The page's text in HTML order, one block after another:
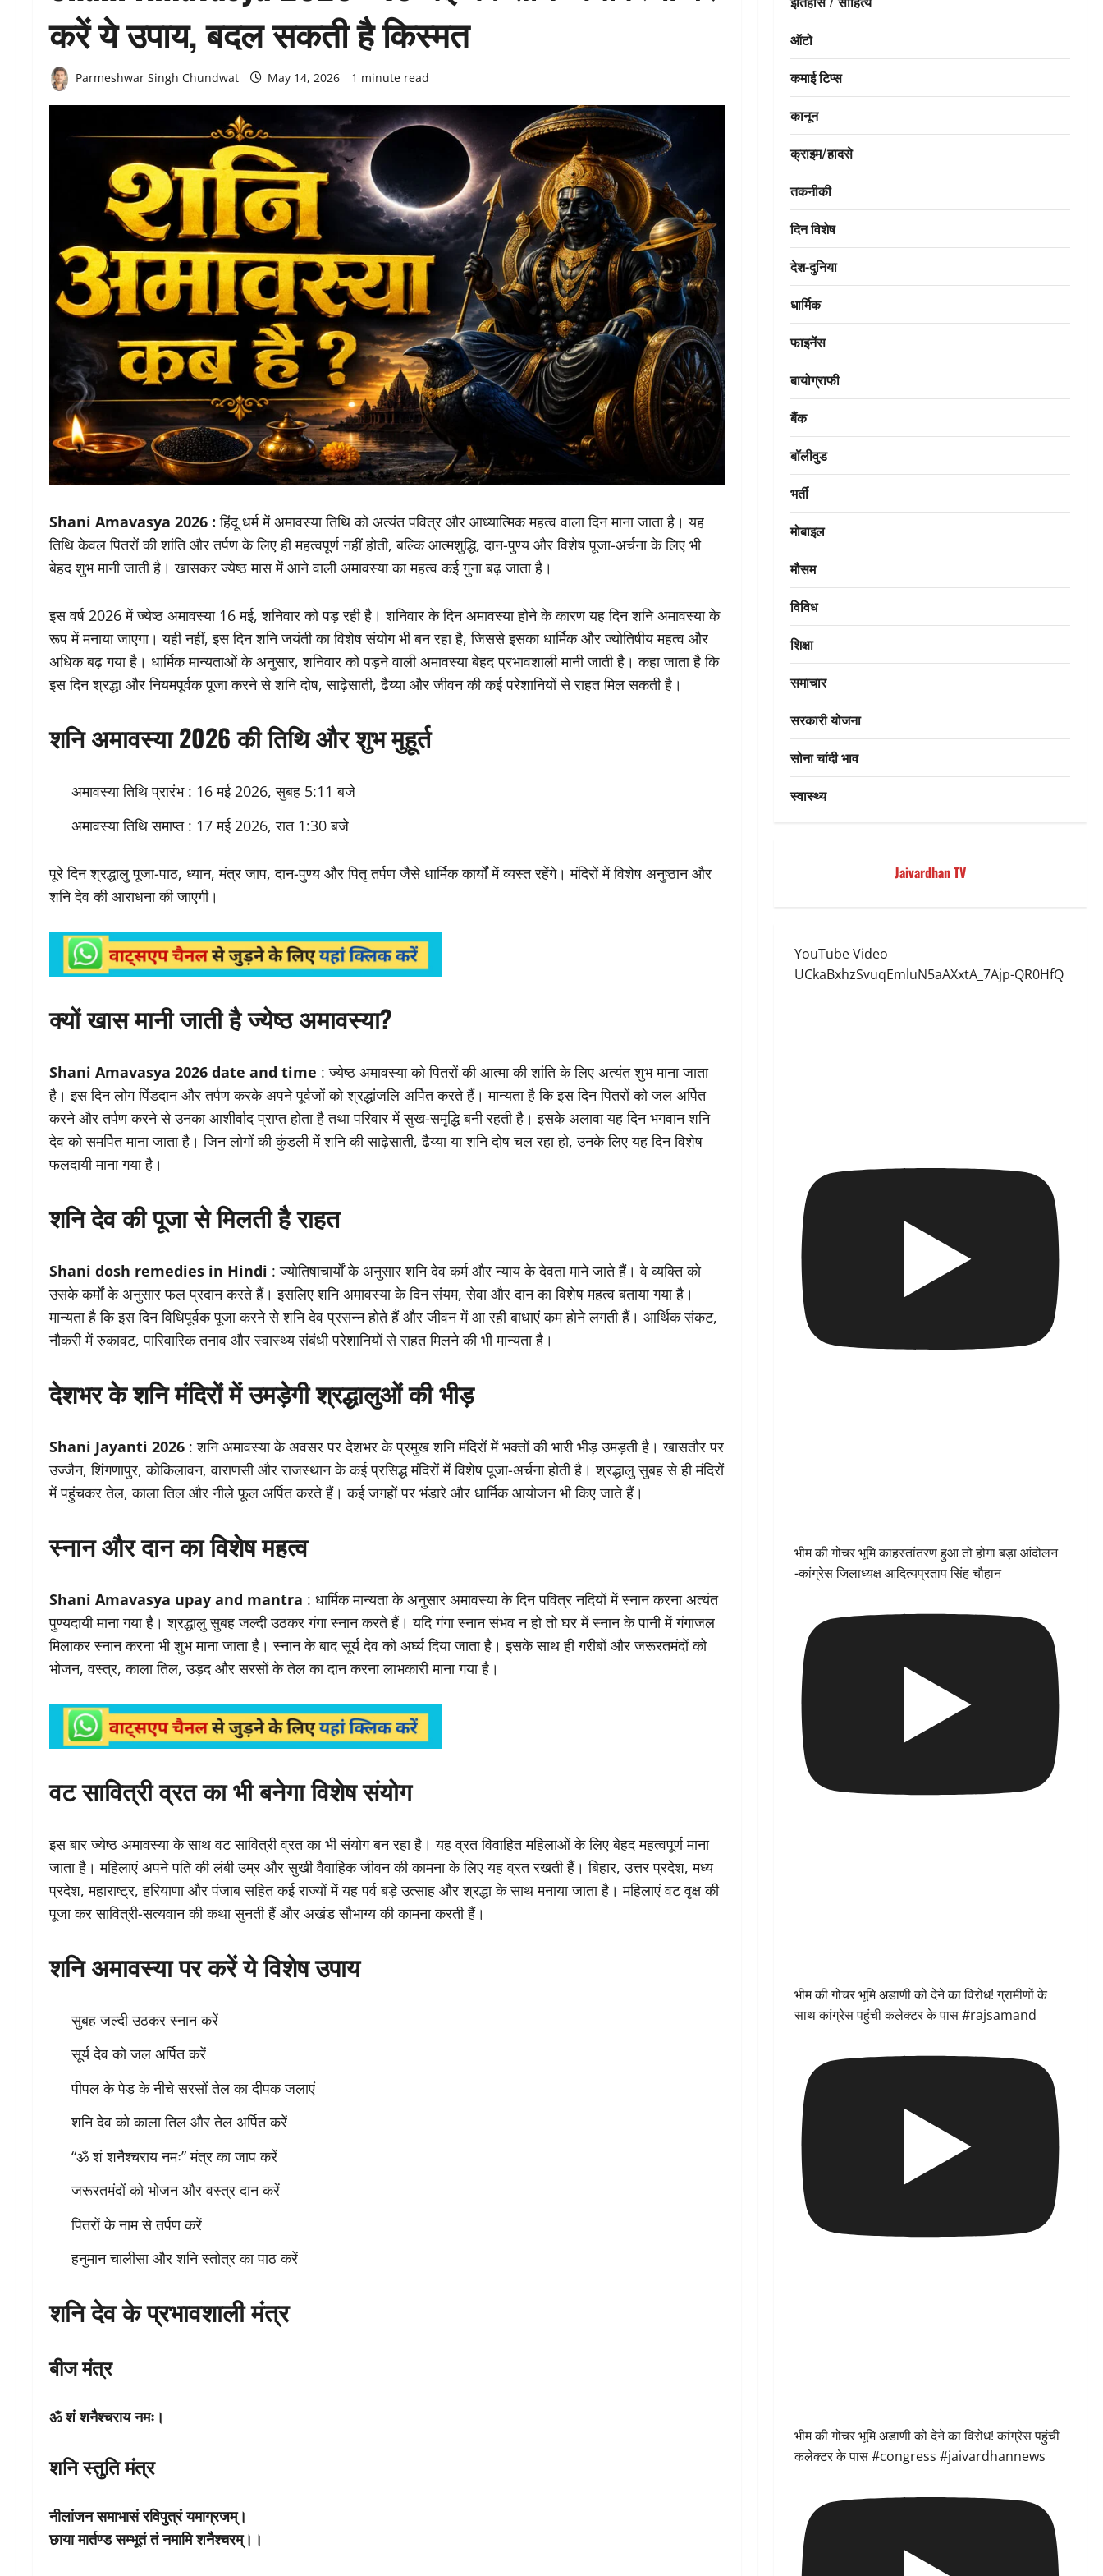
करें ये उपाय, बदल सकती है किस्मत
Parmeshwar Singh Chundwat May 14, 2026 1 minute read
Shani Amavasya 2026 : हिंदू धर्म में अमावस्या तिथि को अत्यंत पवित्र और आध्यात्मिक महत्व वाला दिन माना जाता है। यह
तिथि केवल पितरों की शांति और तर्पण के लिए ही महत्वपूर्ण नहीं होती, बल्कि आत्मशुद्धि, दान-पुण्य और विशेष पूजा-अर्चना के लिए भी
बेहद शुभ मानी जाती है। खासकर ज्येष्ठ मास में आने वाली अमावस्या का महत्व कई गुना बढ़ जाता है।
इस वर्ष 2026 में ज्येष्ठ अमावस्या 16 मई, शनिवार को पड़ रही है। शनिवार के दिन अमावस्या होने के कारण यह दिन शनि अमावस्या के
रूप में मनाया जाएगा। यही नहीं, इस दिन शनि जयंती का विशेष संयोग भी बन रहा है, जिससे इसका धार्मिक और ज्योतिषीय महत्व और
अधिक बढ़ गया है। धार्मिक मान्यताओं के अनुसार, शनिवार को पड़ने वाली अमावस्या बेहद प्रभावशाली मानी जाती है। कहा जाता है कि
इस दिन श्रद्धा और नियमपूर्वक पूजा करने से शनि दोष, साढ़ेसाती, ढैय्या और जीवन की कई परेशानियों से राहत मिल सकती है।
शनि अमावस्या 2026 की तिथि और शुभ मुहूर्त
अमावस्या तिथि प्रारंभ : 16 मई 2026, सुबह 5:11 बजे
अमावस्या तिथि समाप्त : 17 मई 2026, रात 1:30 बजे
पूरे दिन श्रद्धालु पूजा-पाठ, ध्यान, मंत्र जाप, दान-पुण्य और पितृ तर्पण जैसे धार्मिक कार्यों में व्यस्त रहेंगे। मंदिरों में विशेष अनुष्ठान और
शनि देव की आराधना की जाएगी।
क्यों खास मानी जाती है ज्येष्ठ अमावस्या?
Shani Amavasya 2026 date and time : ज्येष्ठ अमावस्या को पितरों की आत्मा की शांति के लिए अत्यंत शुभ माना जाता
है। इस दिन लोग पिंडदान और तर्पण करके अपने पूर्वजों को श्रद्धांजलि अर्पित करते हैं। मान्यता है कि इस दिन पितरों को जल अर्पित
करने और तर्पण करने से उनका आशीर्वाद प्राप्त होता है तथा परिवार में सुख-समृद्धि बनी रहती है। इसके अलावा यह दिन भगवान शनि
देव को समर्पित माना जाता है। जिन लोगों की कुंडली में शनि की साढ़ेसाती, ढैय्या या शनि दोष चल रहा हो, उनके लिए यह दिन विशेष
फलदायी माना गया है।
शनि देव की पूजा से मिलती है राहत
Shani dosh remedies in Hindi : ज्योतिषाचार्यों के अनुसार शनि देव कर्म और न्याय के देवता माने जाते हैं। वे व्यक्ति को
उसके कर्मों के अनुसार फल प्रदान करते हैं। इसलिए शनि अमावस्या के दिन संयम, सेवा और दान का विशेष महत्व बताया गया है।
मान्यता है कि इस दिन विधिपूर्वक पूजा करने से शनि देव प्रसन्न होते हैं और जीवन में आ रही बाधाएं कम होने लगती हैं। आर्थिक संकट,
नौकरी में रुकावट, पारिवारिक तनाव और स्वास्थ्य संबंधी परेशानियों से राहत मिलने की भी मान्यता है।
देशभर के शनि मंदिरों में उमड़ेगी श्रद्धालुओं की भीड़
Shani Jayanti 2026 : शनि अमावस्या के अवसर पर देशभर के प्रमुख शनि मंदिरों में भक्तों की भारी भीड़ उमड़ती है। खासतौर पर
उज्जैन, शिंगणापुर, कोकिलावन, वाराणसी और राजस्थान के कई प्रसिद्ध मंदिरों में विशेष पूजा-अर्चना होती है। श्रद्धालु सुबह से ही मंदिरों
में पहुंचकर तेल, काला तिल और नीले फूल अर्पित करते हैं। कई जगहों पर भंडारे और धार्मिक आयोजन भी किए जाते हैं।
स्नान और दान का विशेष महत्व
Shani Amavasya upay and mantra : धार्मिक मान्यता के अनुसार अमावस्या के दिन पवित्र नदियों में स्नान करना अत्यंत
पुण्यदायी माना गया है। श्रद्धालु सुबह जल्दी उठकर गंगा स्नान करते हैं। यदि गंगा स्नान संभव न हो तो घर में स्नान के पानी में गंगाजल
मिलाकर स्नान करना भी शुभ माना जाता है। स्नान के बाद सूर्य देव को अर्घ्य दिया जाता है। इसके साथ ही गरीबों और जरूरतमंदों को
भोजन, वस्त्र, काला तिल, उड़द और सरसों के तेल का दान करना लाभकारी माना गया है।
वट सावित्री व्रत का भी बनेगा विशेष संयोग
इस बार ज्येष्ठ अमावस्या के साथ वट सावित्री व्रत का भी संयोग बन रहा है। यह व्रत विवाहित महिलाओं के लिए बेहद महत्वपूर्ण माना
जाता है। महिलाएं अपने पति की लंबी उम्र और सुखी वैवाहिक जीवन की कामना के लिए यह व्रत रखती हैं। बिहार, उत्तर प्रदेश, मध्य
प्रदेश, महाराष्ट्र, हरियाणा और पंजाब सहित कई राज्यों में यह पर्व बड़े उत्साह और श्रद्धा के साथ मनाया जाता है। महिलाएं वट वृक्ष की
पूजा कर सावित्री-सत्यवान की कथा सुनती हैं और अखंड सौभाग्य की कामना करती हैं।
शनि अमावस्या पर करें ये विशेष उपाय
सुबह जल्दी उठकर स्नान करें
सूर्य देव को जल अर्पित करें
पीपल के पेड़ के नीचे सरसों तेल का दीपक जलाएं
शनि देव को काला तिल और तेल अर्पित करें
“ॐ शं शनैश्चराय नमः” मंत्र का जाप करें
जरूरतमंदों को भोजन और वस्त्र दान करें
पितरों के नाम से तर्पण करें
हनुमान चालीसा और शनि स्तोत्र का पाठ करें
शनि देव के प्रभावशाली मंत्र
बीज मंत्र
ॐ शं शनैश्चराय नमः।
शनि स्तुति मंत्र
नीलांजन समाभासं रविपुत्रं यमाग्रजम्।
छाया मार्तण्ड सम्भूतं तं नमामि शनैश्चरम्।।
ऑटो
कमाई टिप्स
कानून
क्राइम/हादसे
तकनीकी
दिन विशेष
देश-दुनिया
धार्मिक
फाइनेंस
बायोग्राफी
बैंक
बॉलीवुड
भर्ती
मोबाइल
मौसम
विविध
शिक्षा
समाचार
सरकारी योजना
सोना चांदी भाव
स्वास्थ्य
Jaivardhan TV
YouTube Video
UCkaBxhzSvuqEmluN5aAXxtA_7Ajp-QR0HfQ
भीम की गोचर भूमि काहस्तांतरण हुआ तो होगा बड़ा आंदोलन
-कांग्रेस जिलाध्यक्ष आदित्यप्रताप सिंह चौहान
भीम की गोचर भूमि अडाणी को देने का विरोध! ग्रामीणों के
साथ कांग्रेस पहुंची कलेक्टर के पास #rajsamand
भीम की गोचर भूमि अडाणी को देने का विरोध! कांग्रेस पहुंची
कलेक्टर के पास #congress #jaivardhannews